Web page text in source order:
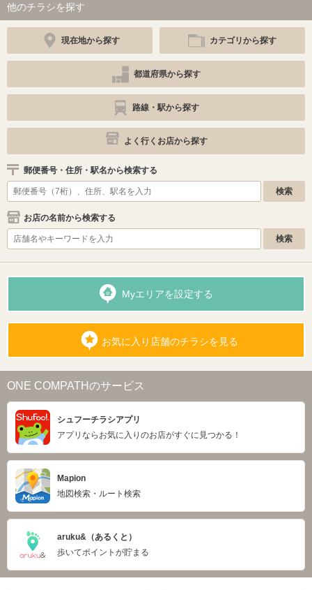
他のチラシを探す
現在地から探す カテゴリから探す
都道府県から探す
路線・駅から探す
よく行くお店から探す
郵便番号・住所・駅名から検索する
お店の名前から検索する
Myエリアを設定する
お気に入り店舗のチラシを見る
ONE COMPATHのサービス
シュフーチラシアプリ
アプリならお気に入りのお店がすぐに見つかる！
Mapion
地図検索・ルート検索
aruku&（あるくと）
歩いてポイントが貯まる